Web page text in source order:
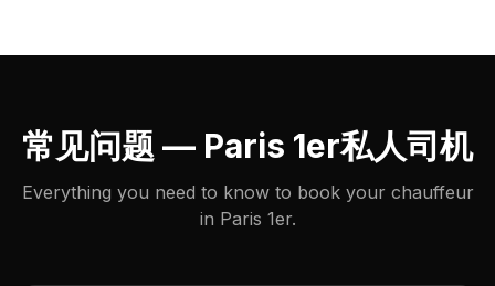
常见问题 — Paris 1er私人司机
Everything you need to know to book your chauffeur
in Paris 1er.